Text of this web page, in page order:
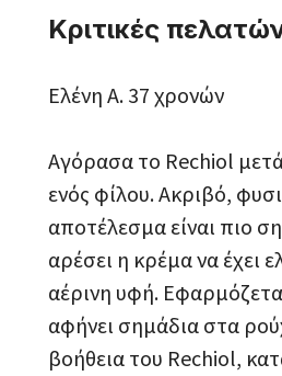
Κριτικές
Ελένη Α. 37 χρονών
Αγόρασα το Rechiol
ενός φίλου. Ακριβό,
αποτέλεσμα είναι πιο
αρέσει η κρέμα να έχει
αέρινη υφή.
αφήνει σημάδια στα
βοήθεια του Rechiol,